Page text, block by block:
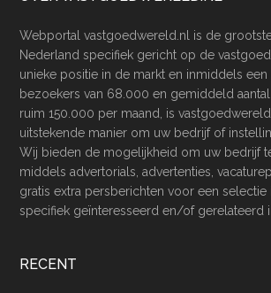
Webportal vastgoedwereld.nl is de
Nederland specifiek gericht op de
unieke positie in de markt en inmiddels een
bezoekers van 68.000 en gemiddeld
ruim 150.000 per maand, is
uitstekende manier om uw bedrijf of
Wij bieden de mogelijkheid om uw bedrijf
middels advertorials, advertenties,
gratis extra persberichten voor een
specifiek geïnteresseerd en/of gerelateerd
RECENT